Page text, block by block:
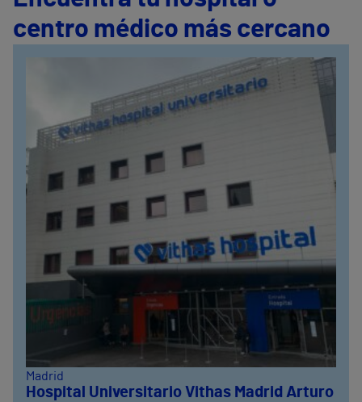
centro médico más cercano
Madrid
Hospital Universitario Vithas Madrid Arturo